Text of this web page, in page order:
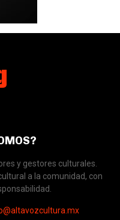
y gestores culturales.
a la comunidad, con